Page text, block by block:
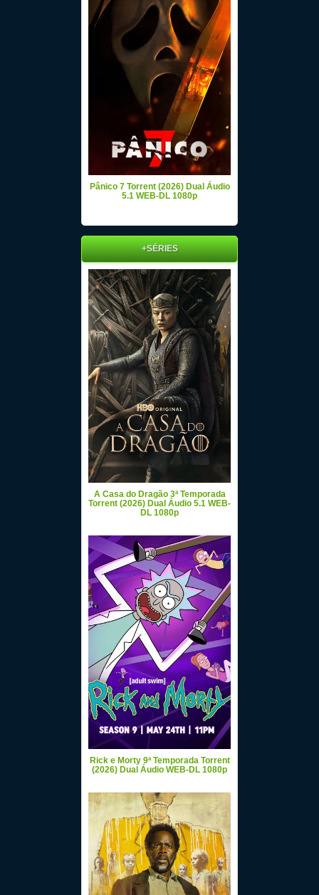
Pânico 7 Torrent (2026) Dual Áudio
5.1 WEB-DL 1080p
+SÉRIES
A Casa do Dragão 3ª Temporada
Torrent (2026) Dual Áudio 5.1 WEB-
DL 1080p
Rick e Morty 9ª Temporada Torrent
(2026) Dual Áudio WEB-DL 1080p